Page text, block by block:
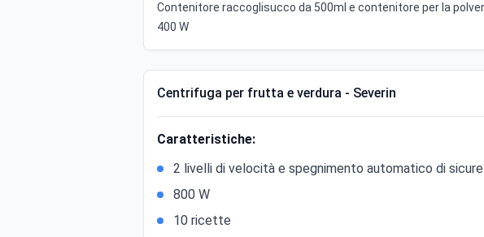
Contenitore raccoglisucco da 500ml e contenitore per la
400 W
Centrifuga per frutta e verdura - Severin
Caratteristiche:
2 livelli di velocità e spegnimento automatico di
800 W
10 ricette